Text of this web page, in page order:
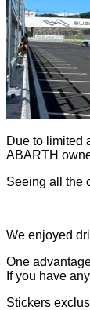
Due to limited
ABARTH
Seeing all the
We enjoyed
One
If you have
Stickers